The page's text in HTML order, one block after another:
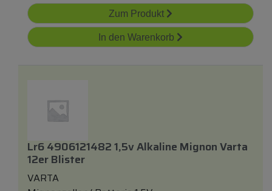
Zum Produkt
In den Warenkorb
Lr6 4906121482 1,5v Alkaline Mignon Varta
12er Blister
VARTA